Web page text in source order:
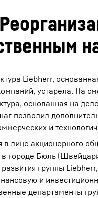
Liebherr,
устарела. На
основанная на
позволил
и
в лице акционерного
городе Бюль
группы
и
департаменты